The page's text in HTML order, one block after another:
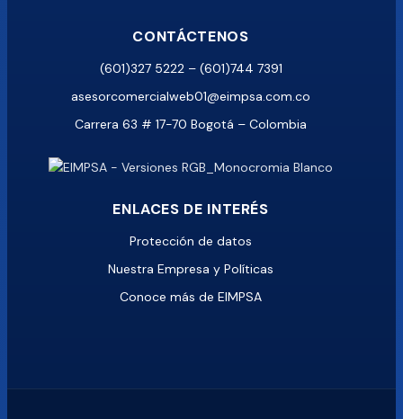
CONTÁCTENOS
(601)327 5222 – (601)744 7391
asesorcomercialweb01@eimpsa.com.co
Carrera 63 # 17-70 Bogotá – Colombia
ENLACES DE INTERÉS
Protección de datos
Nuestra Empresa y Políticas
Conoce más de EIMPSA